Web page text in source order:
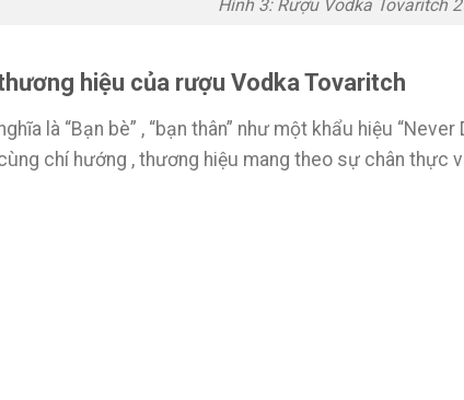
Hình 3: Rượu Vodka Tovaritch
hiệu của rượu Vodka Tovaritch
là “Bạn bè” , “bạn thân” như một khẩu hiệu
chí hướng , thương hiệu mang theo sự chân thực